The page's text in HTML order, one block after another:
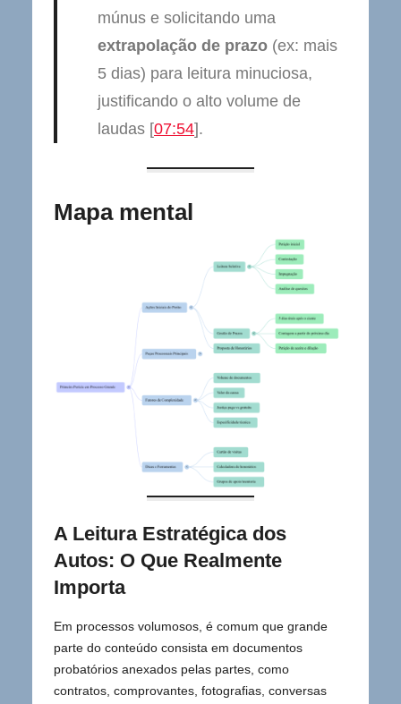
múnus e solicitando uma
extrapolação de prazo (ex: mais
5 dias) para leitura minuciosa,
justificando o alto volume de
laudas [07:54].
Mapa mental
A Leitura Estratégica dos
Autos: O Que Realmente
Importa
Em processos volumosos, é comum que grande
parte do conteúdo consista em documentos
probatórios anexados pelas partes, como
contratos, comprovantes, fotografias, conversas